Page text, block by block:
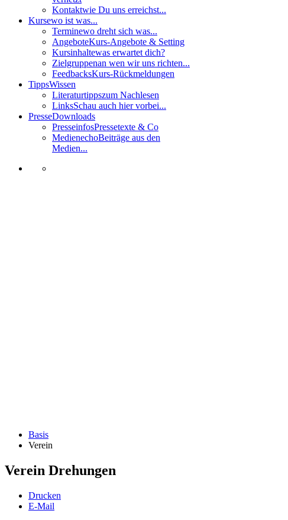
Kontaktwie Du uns erreichst...
Kursewo ist was...
Terminewo dreht sich was...
AngeboteKurs-Angebote & Setting
Kursinhaltewas erwartet dich?
Zielgruppenan wen wir uns richten...
FeedbacksKurs-Rückmeldungen
TippsWissen
Literaturtippszum Nachlesen
LinksSchau auch hier vorbei...
PresseDownloads
PresseinfosPressetexte & Co
MedienechoBeiträge aus den
Medien...
Basis
Verein
Verein Drehungen
Drucken
E-Mail